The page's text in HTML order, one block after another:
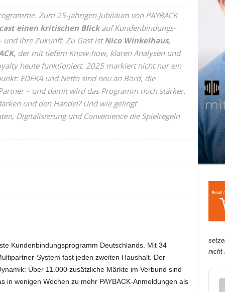
Zum 25-jährigen Jubiläum von PAYBACK
einen kritischen Blickauf Kundenbindungs-
und ihre Zukunft. Zu Gast istNico Winkelhaus,
der mit tiefem Know-how, klaren Analysen und
heute funktioniert. 2025 markiert nicht nur ein
EDEKA und Netto sind neu an Bord, die
– und damit wird das Programm noch stärker.
und den Handel? Und wie gelingt
Digitalisierung und Convenience die Spielregeln
Kundenbindungsprogramm Deutschlands. Mit 34
System fast jeden zweiten Haushalt. Der
Über 11.000 zusätzliche Märkte im Verbund sind
in wenigen Wochen zu mehr PAYBACK-Anmeldungen als
nicht